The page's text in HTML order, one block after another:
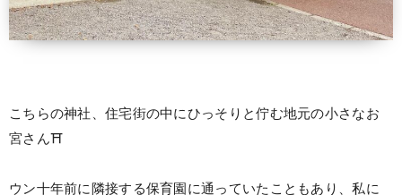
こちらの神社、住宅街の中にひっそりと佇む地元の小さなお
宮さん⛩
ウン十年前に隣接する保育園に通っていたこともあり、私に